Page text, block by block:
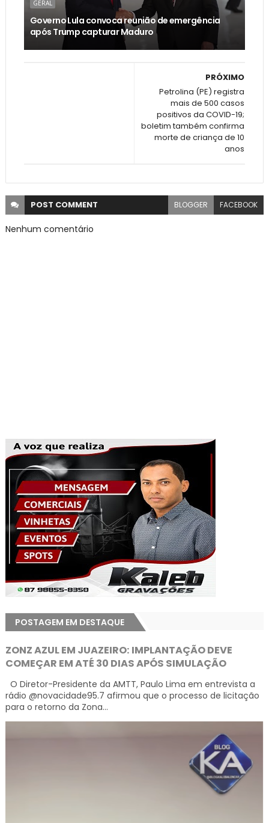
GERAL
Governo Lula convoca reunião de emergência
após Trump capturar Maduro
PRÓXIMO
Petrolina (PE) registra
mais de 500 casos
positivos da COVID-19;
boletim também confirma
morte de criança de 10
anos
POST COMMENT BLOGGER FACEBOOK
Nenhum comentário
POSTAGEM EM DESTAQUE
ZONZ AZUL EM JUAZEIRO: IMPLANTAÇÃO DEVE
COMEÇAR EM ATÉ 30 DIAS APÓS SIMULAÇÃO
O Diretor-Presidente da AMTT, Paulo Lima em entrevista a
rádio @novacidade95.7 afirmou que o processo de licitação
para o retorno da Zona...